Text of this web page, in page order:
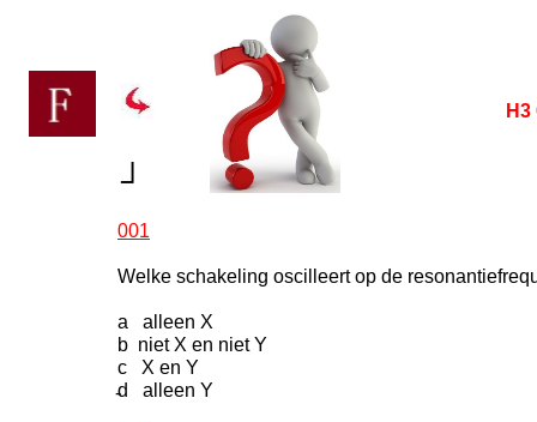
001
Welke schakeling oscilleert op de
a alleen X
b niet X en niet Y
c X en Y
d alleen Y
-
H3
┘